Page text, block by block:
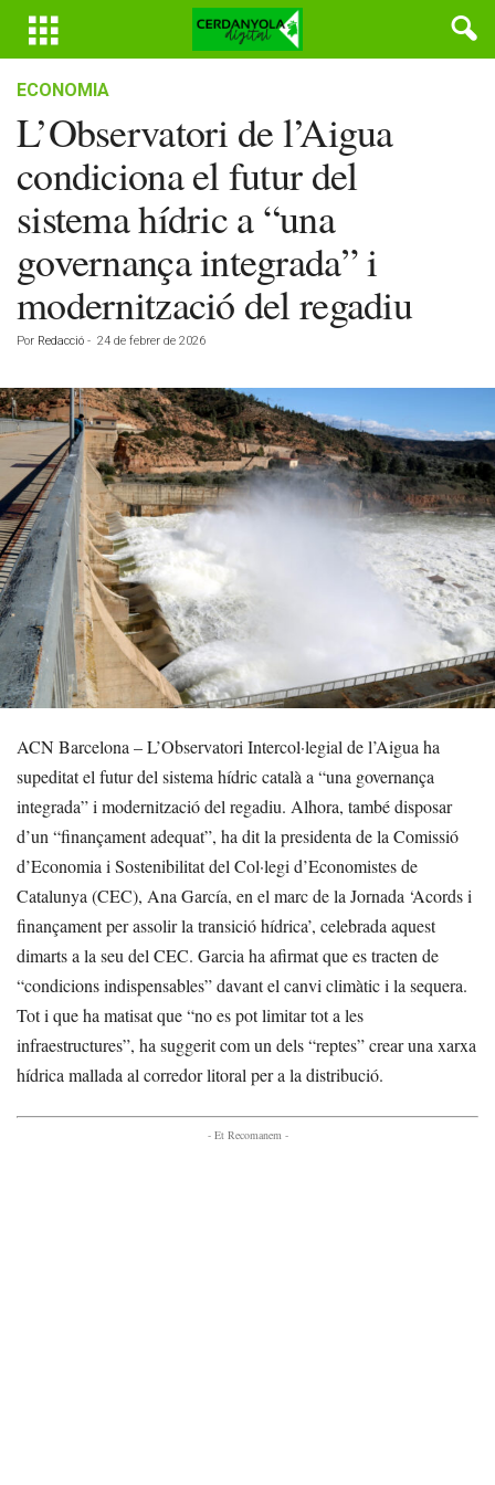
ECONOMIA
L’Observatori de l’Aigua
condiciona el futur del
sistema hídric a “una
governança integrada” i
modernització del regadiu
Por Redacció - 24 de febrer de 2026
ACN Barcelona – L’Observatori Intercol·legial de l’Aigua ha
supeditat el futur del sistema hídric català a “una governança
integrada” i modernització del regadiu. Alhora, també disposar
d’un “finançament adequat”, ha dit la presidenta de la Comissió
d’Economia i Sostenibilitat del Col·legi d’Economistes de
Catalunya (CEC), Ana García, en el marc de la Jornada ‘Acords i
finançament per assolir la transició hídrica’, celebrada aquest
dimarts a la seu del CEC. Garcia ha afirmat que es tracten de
“condicions indispensables” davant el canvi climàtic i la sequera.
Tot i que ha matisat que “no es pot limitar tot a les
infraestructures”, ha suggerit com un dels “reptes” crear una xarxa
hídrica mallada al corredor litoral per a la distribució.
- Et Recomanem -